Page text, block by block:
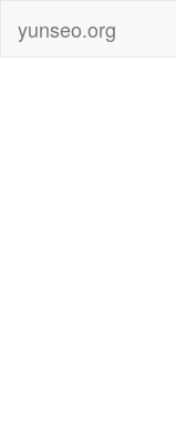
yunseo.org